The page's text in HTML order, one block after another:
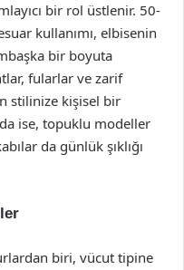
bir rol üstlenir. 50-
kullanımı, elbisenin
bir boyuta
fularlar ve zarif
stilinize kişisel bir
ise, topuklu modeller
da günlük şıklığı
biri, vücut tipine